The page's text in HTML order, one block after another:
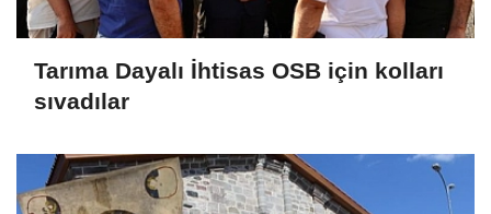
Tarıma Dayalı İhtisas OSB için kolları
sıvadılar